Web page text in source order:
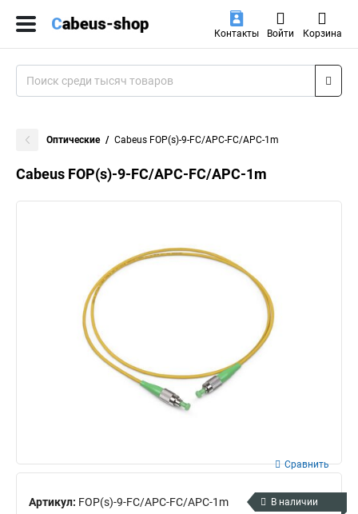
Контакты Войти Корзина
Оптические Cabeus FOP(s)-9-FC/APC-FC/APC-1m
Cabeus FOP(s)-9-FC/APC-FC/APC-1m
Артикул: FOP(s)-9-FC/APC-FC/APC-1m
Сравнить
В наличии